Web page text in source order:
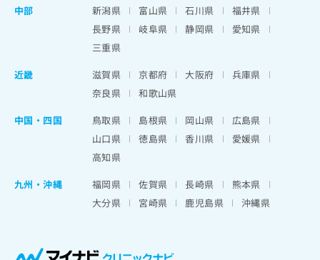
中部
新潟県 富山県 石川県
福井県
長野県
岐阜県 静岡県
愛知県
三重県
近畿
滋賀県 京都府 大阪府
兵庫県
奈良県
和歌山県
中国・四国
鳥取県 島根県 岡山県
広島県
山口県
徳島県 香川県
愛媛県
高知県
九州・沖縄
福岡県 佐賀県 長崎県
熊本県
大分県
宮崎県 鹿児島県 沖縄県